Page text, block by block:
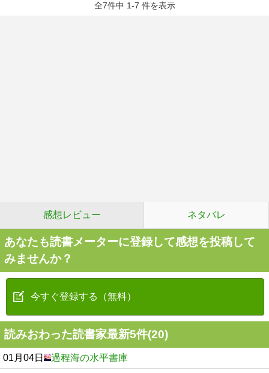
全7件中 1-7 件を表示
感想レビュー ネタバレ
あなたも読書メーターに登録して感想を投稿して
みませんか？
今すぐ登録する（無料）
読みおわった読書家最新5件(20)
01月04日 過程海の水平書庫